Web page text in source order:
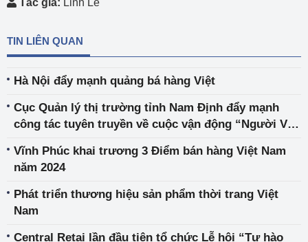
Tác giả: Linh Lê
TIN LIÊN QUAN
Hà Nội đẩy mạnh quảng bá hàng Việt
Cục Quản lý thị trường tỉnh Nam Định đẩy mạnh
công tác tuyên truyền về cuộc vận động “Người Việt
Vĩnh Phúc khai trương 3 Điểm bán hàng Việt Nam
năm 2024
Phát triển thương hiệu sản phẩm thời trang Việt
Nam
Central Retai lần đầu tiên tổ chức Lễ hội “Tự hào